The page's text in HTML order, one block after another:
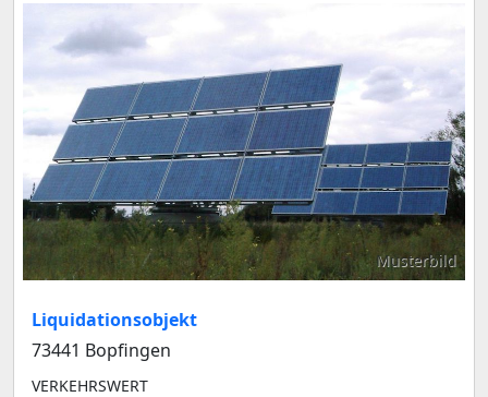
Musterbild
Liquidationsobjekt
73441 Bopfingen
VERKEHRSWERT